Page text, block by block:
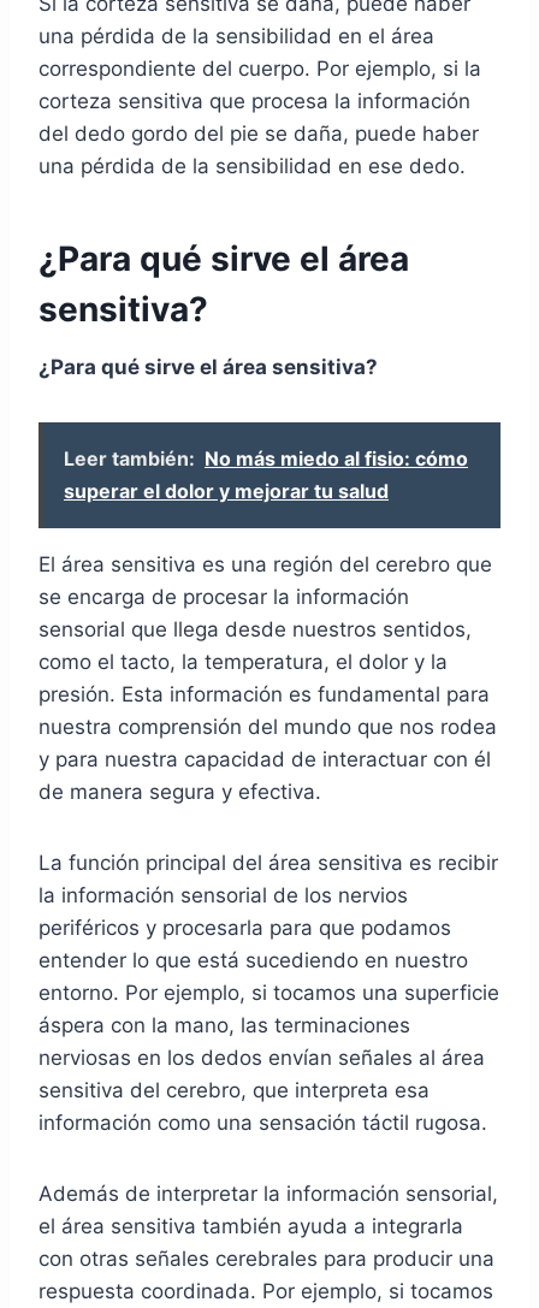
una pérdida de la sensibilidad en el área
correspondiente del cuerpo. Por ejemplo, si la
corteza sensitiva que procesa la información
del dedo gordo del pie se daña, puede haber
una pérdida de la sensibilidad en ese dedo.
¿Para qué sirve el área
sensitiva?
¿Para qué sirve el área sensitiva?
Leer también: No más miedo al fisio: cómo
superar el dolor y mejorar tu salud
El área sensitiva es una región del cerebro que
se encarga de procesar la información
sensorial que llega desde nuestros sentidos,
como el tacto, la temperatura, el dolor y la
presión. Esta información es fundamental para
nuestra comprensión del mundo que nos rodea
y para nuestra capacidad de interactuar con él
de manera segura y efectiva.
La función principal del área sensitiva es recibir
la información sensorial de los nervios
periféricos y procesarla para que podamos
entender lo que está sucediendo en nuestro
entorno. Por ejemplo, si tocamos una superficie
áspera con la mano, las terminaciones
nerviosas en los dedos envían señales al área
sensitiva del cerebro, que interpreta esa
información como una sensación táctil rugosa.
Además de interpretar la información sensorial,
el área sensitiva también ayuda a integrarla
con otras señales cerebrales para producir una
respuesta coordinada. Por ejemplo, si tocamos